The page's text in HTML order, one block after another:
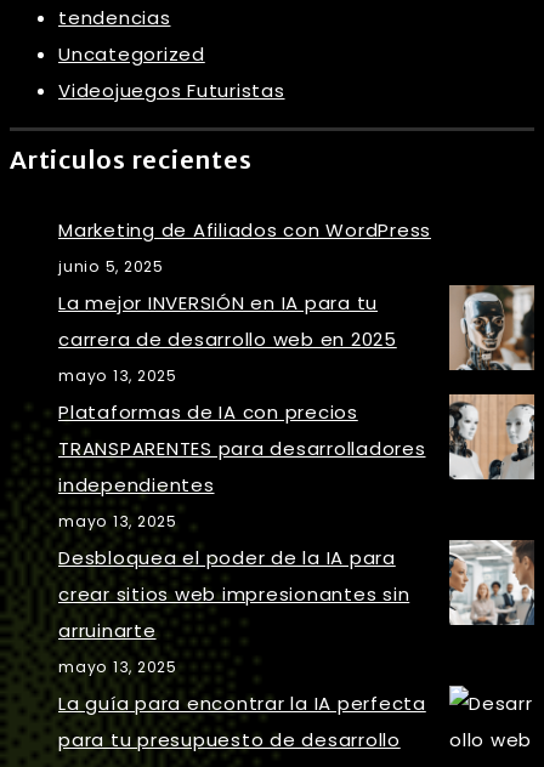
tendencias
Uncategorized
Videojuegos Futuristas
Articulos recientes
Marketing de Afiliados con WordPress
junio 5, 2025
La mejor INVERSIÓN en IA para tu
carrera de desarrollo web en 2025
mayo 13, 2025
Plataformas de IA con precios
TRANSPARENTES para desarrolladores
independientes
mayo 13, 2025
Desbloquea el poder de la IA para
crear sitios web impresionantes sin
arruinarte
mayo 13, 2025
La guía para encontrar la IA perfecta
para tu presupuesto de desarrollo